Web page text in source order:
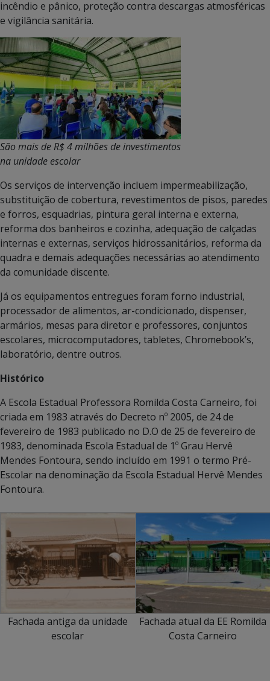
incêndio e pânico, proteção contra descargas atmosféricas
e vigilância sanitária.
São mais de R$ 4 milhões de investimentos
na unidade escolar
Os serviços de intervenção incluem impermeabilização,
substituição de cobertura, revestimentos de pisos, paredes
e forros, esquadrias, pintura geral interna e externa,
reforma dos banheiros e cozinha, adequação de calçadas
internas e externas, serviços hidrossanitários, reforma da
quadra e demais adequações necessárias ao atendimento
da comunidade discente.
Já os equipamentos entregues foram forno industrial,
processador de alimentos, ar-condicionado, dispenser,
armários, mesas para diretor e professores, conjuntos
escolares, microcomputadores, tabletes, Chromebook’s,
laboratório, dentre outros.
Histórico
A Escola Estadual Professora Romilda Costa Carneiro, foi
criada em 1983 através do Decreto nº 2005, de 24 de
fevereiro de 1983 publicado no D.O de 25 de fevereiro de
1983, denominada Escola Estadual de 1º Grau Hervê
Mendes Fontoura, sendo incluído em 1991 o termo Pré-
Escolar na denominação da Escola Estadual Hervê Mendes
Fontoura.
Fachada antiga da unidade
escolar
Fachada atual da EE Romilda
Costa Carneiro